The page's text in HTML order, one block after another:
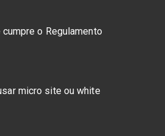
o Regulamento
micro site ou white